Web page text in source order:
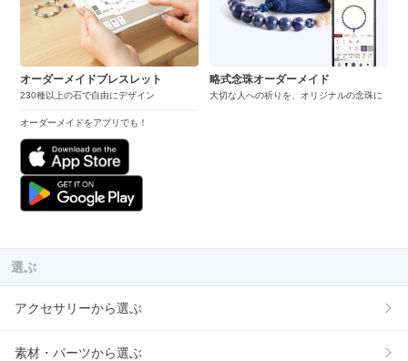
オーダーメイドブレスレット
230種以上の石で自由にデザイン
オーダーメイドをアプリでも！
略式念珠オーダーメイド
大切な人への祈りを、オリジナルの念珠に
選ぶ
アクセサリーから選ぶ
素材・パーツから選ぶ